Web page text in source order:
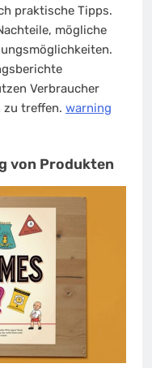
praktische Tipps.
mögliche
Verbraucher
zu treffen. warning
von Produkten